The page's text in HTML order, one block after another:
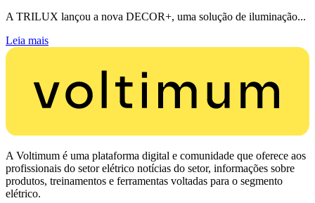
A TRILUX lançou a nova DECOR+, uma solução de iluminação...
Leia mais
A Voltimum é uma plataforma digital e comunidade que oferece aos
profissionais do setor elétrico notícias do setor, informações sobre
produtos, treinamentos e ferramentas voltadas para o segmento
elétrico.